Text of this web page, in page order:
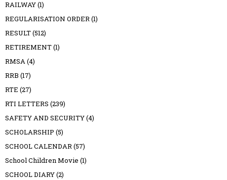
RAILWAY(1)
REGULARISATION ORDER(1)
RESULT(512)
RETIREMENT(1)
RMSA(4)
RRB (17)
RTE (27)
RTI LETTERS (239)
SAFETY AND SECURITY(4)
SCHOLARSHIP (5)
SCHOOL CALENDAR(57)
School Children Movie (1)
SCHOOL DIARY(2)